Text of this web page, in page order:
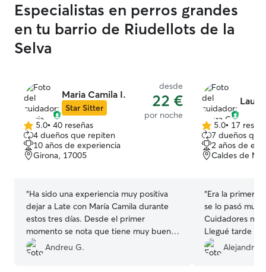
Especialistas en perros grandes
en tu barrio de Riudellots de la
Selva
Maria Camila I.
Star Sitter
desde
22 €
por noche
5.0
de
5
estrellas
5.0• 40 reseñas
4 dueños que repiten
10 años de experiencia
Girona, 17005
“Ha sido una experiencia muy positiva
dejar a Late con María Camila durante
estos tres días. Desde el primer
momento se nota que tiene muy buena
mano con los animales y que los cuida
con cariño y responsabilidad. Me ha
Andreu G.
Laura
5.0
de
5
estrellas
5.0• 17
7 dueños
2 años de
Caldes de
“Era la primera
se lo pasó muy
Cuidadores
Llegué tarde
recogerla sin
Repetiremos
Alejandra